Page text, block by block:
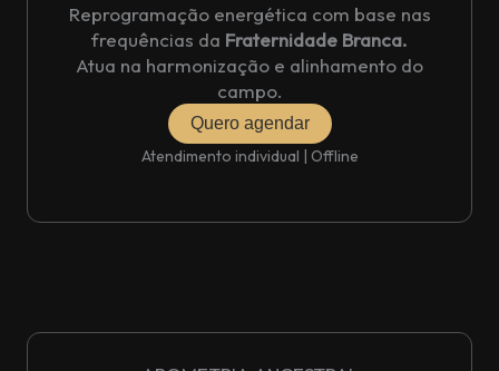
Reprogramação energética com base nas
frequências da Fraternidade Branca.
Atua na harmonização e alinhamento do
campo.
Quero agendar
Atendimento individual | Offline